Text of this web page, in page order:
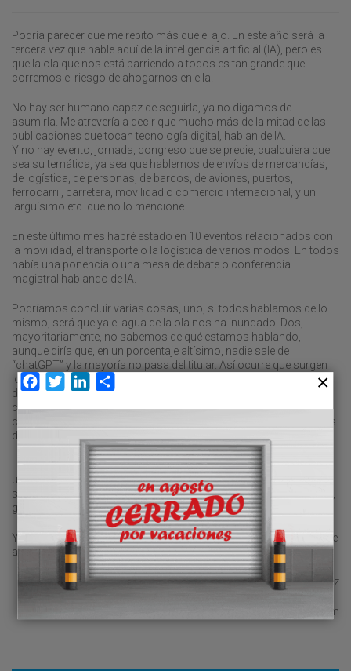
Podría parecer que me repito más que el ajo. En este año será la
tercera vez que hable aquí de la inteligencia artificial (IA), pero es
que la ola que nos está barriendo a todos es tan grande que
corremos el riesgo de ahogarnos en ella.
No hay ser humano capaz de seguirla, ya no digamos de
asumirla. Me atrevería a decir que mucho más de la mitad de las
publicaciones que tocan tecnología digital, hablan de IA.
Y no hay evento, jornada, congreso que se precie, cualquiera que
sea su temática, ya sea que hablemos de envíos de mercancías,
de logística, de personas, de barcos, de aviones, puertos,
ferrocarril, carretera, movilidad o comercio internacional, y un
larguísimo etc. que no lo mencione.
En este último mes habré estado en 10 eventos relacionados con
la movilidad, el transporte o la logística de varios modos. En todos
había una ponencia o una mesa de debate o conferencia
magistral hablando de IA.
Podríamos concluir varias cosas, uno, si todos hablamos de lo
mismo, será que ya el agua de la ola nos ha inundado. Dos,
mayoritariamente, no sabemos de qué estamos hablando,
aunque diría que, en un porcentaje altísimo, nadie sale de
“chatGPT” y la mayoría no pasa del titular. Así ocurre que surgen
los gurús como setas por todas partes, muchos venidos a más
después de un cursillo on-line (casi siempre videos colgados en
cualquier plataforma) y que con un buen verso y simpatía son
capaces de entretener a un público entregado, al que son capaces
de hacerle entender un poco de qué va esto.
Les cuento a mis alumnos cuando toca hablar de IA, que no es
una novedad, lleva muchos años con nosotros, aunque solo lo
sabíamos unos pocos y es ahora cuando se está popularizando,
gracias a la “generativa”.
Y no estamos más que empezando, preparémonos para la que se
avecina.
Juanma Martínez
jmmartinezmourin@gmail.com
Facebook
TwitterLinkedIn